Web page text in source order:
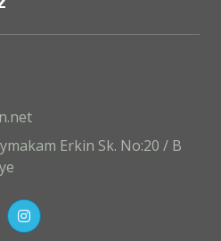
Erkin Sk. No:20 / B